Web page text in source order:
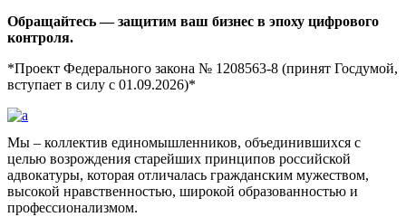
Обращайтесь — защитим ваш бизнес в эпоху цифрового
контроля.
*Проект Федерального закона № 1208563-8 (принят Госдумой,
вступает в силу с 01.09.2026)*
Мы – коллектив единомышленников, объединившихся с
целью возрождения старейших принципов российской
адвокатуры, которая отличалась гражданским мужеством,
высокой нравственностью, широкой образованностью и
профессионализмом.